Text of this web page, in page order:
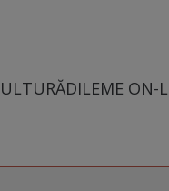
DILEME ON-